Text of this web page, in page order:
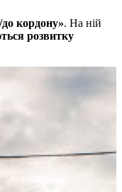
кордону». На ній
розвитку